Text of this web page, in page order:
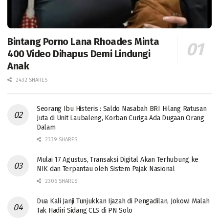
Bintang Porno Lana Rhoades Minta
400 Video Dihapus Demi Lindungi
Anak
2432 SHARES
Seorang Ibu Histeris : Saldo Nasabah BRI Hilang Ratusan
Juta di Unit Laubaleng, Korban Curiga Ada Dugaan Orang
Dalam
2339 SHARES
Mulai 17 Agustus, Transaksi Digital Akan Terhubung ke
NIK dan Terpantau oleh Sistem Pajak Nasional
2306 SHARES
Dua Kali Janji Tunjukkan Ijazah di Pengadilan, Jokowi Malah
Tak Hadiri Sidang CLS di PN Solo